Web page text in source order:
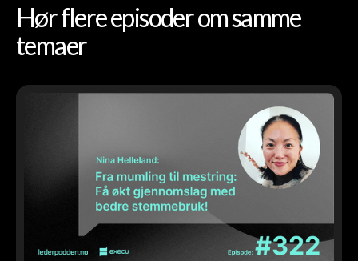
Hør flere episoder om samme
temaer